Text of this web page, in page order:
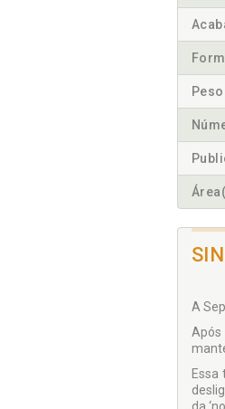
A
Após
Essa